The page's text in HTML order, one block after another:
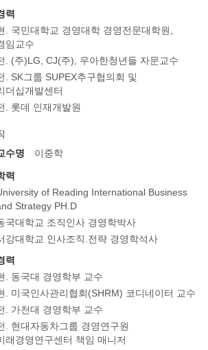
력
. 국민대학교 경영대학 경영전문대학원,
임교수
. (주)LG, CJ(주), 우아한청년들 자문교수
. SK그룹 SUPEX추구협의회 및
더십개발센터
. 롯데 인재개발원
수명
이중학
력
of Reading International Business
Strategy PH.D
국대학교 조직인사 경영학박사
강대학교 인사조직.전략 경영학석사
력
. 동국대 경영학부 교수
. 미국인사관리협회(SHRM) 코디네이터 교수
. 가천대 경영학부 교수
. 현대자동차그룹 경영연구원
래경영연구센터 책임 매니저